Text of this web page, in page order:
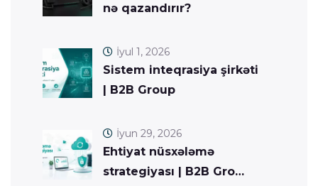
nə qazandırır?
Sistem inteqrasiya şirkəti
| B2B Group
İyul 1, 2026
Ehtiyat nüsxələmə
strategiyası | B2B Gro…
İyun 29, 2026